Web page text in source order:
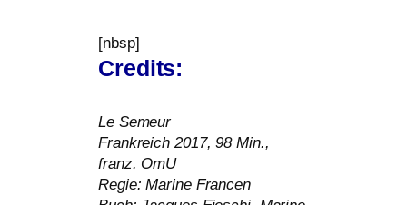
[nbsp]
Credits:
Le Semeur
Frankreich 2017, 98 Min.,
franz. OmU
Regie: Marine Francen